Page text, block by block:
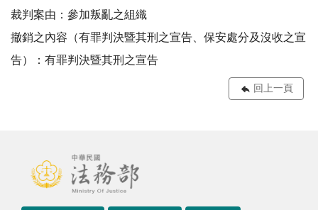
裁判案由：參加叛亂之組織
撤銷之內容（有罪判決暨其刑之宣告、保安處分及沒收之宣
告）：有罪判決暨其刑之宣告
回上一頁